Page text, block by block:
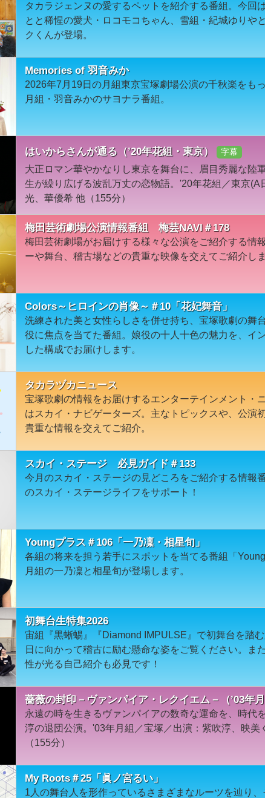
タカラジェンヌの愛するペットを紹介する番組。今回
とと稀惺の愛犬・ロコモコちゃん、雪組・紀城ゆりや
クくんが登場。
Memories of 羽音みか
2026年7月19日の月組東京宝塚劇場公演の千秋楽をも
月組・羽音みかのサヨナラ番組。
はいからさんが通る（’20年花組・東京） 字幕
大正ロマン華やかなりし東京を舞台に、眉目秀麗な陸
生が繰り広げる波乱万丈の恋物語。'20年花組／東京(A
光、華優希 他（155分）
梅田芸術劇場公演情報番組 梅芸NAVI＃178
梅田芸術劇場がお届けする様々な公演をご紹介する情
ーや舞台、稽古場などの貴重な映像を交えてご紹介しま
Colors～ヒロインの肖像～＃10「花妃舞音」
洗練された美と女性らしさを併せ持ち、宝塚歌劇の舞
役に焦点を当てた番組。娘役の十人十色の魅力を、イ
した構成でお届けします。
タカラヅカニュース
宝塚歌劇の情報をお届けするエンターテインメント・
はスカイ・ナビゲーターズ。主なトピックスや、公演
貴重な情報を交えてご紹介。
スカイ・ステージ 必見ガイド＃133
今月のスカイ・ステージの見どころをご紹介する情報
のスカイ・ステージライフをサポート！
Youngプラス＃106「一乃凜・相星旬」
各組の将来を担う若手にスポットを当てる番組「
月組の一乃凜と相星旬が登場します。
初舞台生特集2026
宙組『黒蜥蜴』『Diamond IMPULSE』で初舞台を踏
日に向かって稽古に励む懸命な姿をご覧ください。ま
性が光る自己紹介も必見です！
薔薇の封印－ヴァンパイア・レクイエム－（’03年月
永遠の時を生きるヴァンパイアの数奇な運命を、時代
淳の退団公演。'03年月組／宝塚／出演：紫吹淳、映美
（155分）
My Roots＃25「眞ノ宮るい」
1人の舞台人を形作っているさまざまなルーツを辿り